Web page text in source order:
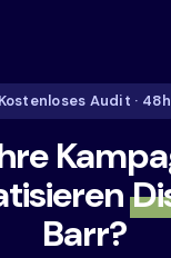
Kostenloses Audit · 48h
Barr?